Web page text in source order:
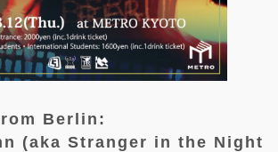
Berlin:
(aka Stranger in the Night